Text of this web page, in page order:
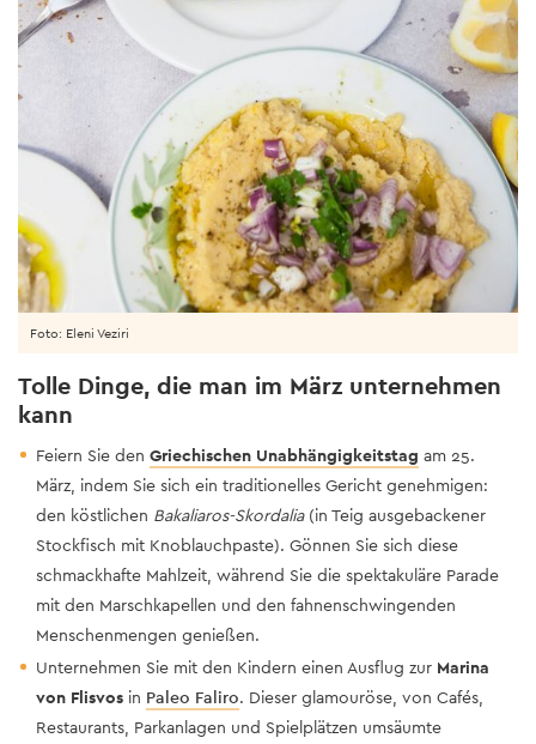
Foto: Eleni Veziri
Tolle Dinge, die man im März unternehmen
kann
Feiern Sie den Griechischen Unabhängigkeitstag am 25.
März, indem Sie sich ein traditionelles Gericht genehmigen:
den köstlichen Bakaliaros-Skordalia(in Teig ausgebackener
Stockfisch mit Knoblauchpaste). Gönnen Sie sich diese
schmackhafte Mahlzeit, während Sie die spektakuläre Parade
mit den Marschkapellen und den fahnenschwingenden
Menschenmengen genießen.
Unternehmen Sie mit den Kindern einen Ausflug zur Marina
von Flisvos in Paleo Faliro. Dieser glamouröse, von Cafés,
Restaurants, Parkanlagen und Spielplätzen umsäumte